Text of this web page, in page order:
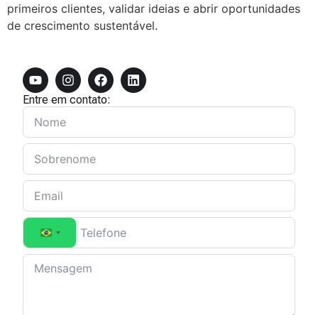
primeiros clientes, validar ideias e abrir oportunidades
de crescimento sustentável.
Entre em contato:
Brazil +55